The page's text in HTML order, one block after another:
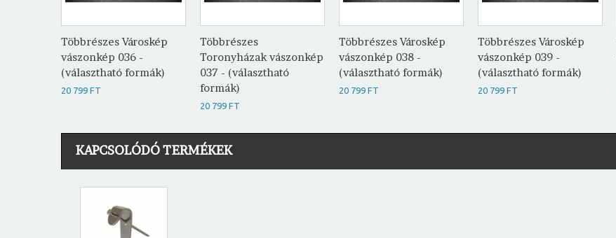
Többrészes Városkép
vászonkép 036 -
(választható formák)
20 799 FT
Többrészes
Toronyházak vászonkép
037 - (választható
formák)
20 799 FT
Többrészes Városkép
vászonkép 038 -
(választható formák)
20 799 FT
Többrészes Városkép
vászonkép 039 -
(választható formák)
20 799 FT
KAPCSOLÓDÓ TERMÉKEK